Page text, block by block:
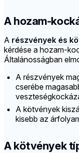
A hozam-
A részvények és
kérdése a hozam-
Általánosságban
A részvények
cserébe
A kötvények
kisebb az
A kötvények